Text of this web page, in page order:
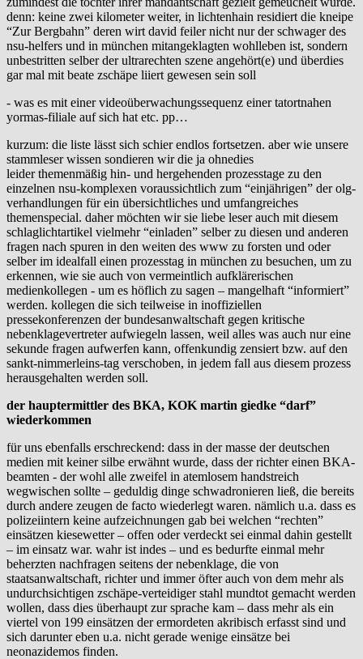
denn: keine zwei kilometer weiter, in lichtenhain residiert die kneipe
“Zur Bergbahn” deren wirt david feiler nicht nur der schwager des
nsu-helfers und in münchen mitangeklagten wohlleben ist, sondern
unbestritten selber der ultrarechten szene angehört(e) und überdies
gar mal mit beate zschäpe liiert gewesen sein soll
- was es mit einer videoüberwachungssequenz einer tatortnahen
yormas-filiale auf sich hat etc. pp…
kurzum: die liste lässt sich schier endlos fortsetzen. aber wie unsere
stammleser wissen sondieren wir die ja ohnedies
leider themenmäßig hin- und hergehenden prozesstage zu den
einzelnen nsu-komplexen voraussichtlich zum “einjährigen” der olg-
verhandlungen für ein übersichtliches und umfangreiches
themenspecial. daher möchten wir sie liebe leser auch mit diesem
schlaglichtartikel vielmehr “einladen” selber zu diesen und anderen
fragen nach spuren in den weiten des www zu forsten und oder
selber im idealfall einen prozesstag in münchen zu besuchen, um zu
erkennen, wie sie auch von vermeintlich aufklärerischen
medienkollegen - um es höflich zu sagen – mangelhaft “informiert”
werden. kollegen die sich teilweise in inoffiziellen
pressekonferenzen der bundesanwaltschaft gegen kritische
nebenklagevertreter aufwiegeln lassen, weil alles was auch nur eine
sekunde fragen aufwerfen kann, offenkundig zensiert bzw. auf den
sankt-nimmerleins-tag verschoben, in jedem fall aus diesem prozess
herausgehalten werden soll.
der hauptermittler des BKA, KOK martin giedke “darf”
wiederkommen
für uns ebenfalls erschreckend: dass in der masse der deutschen
medien mit keiner silbe erwähnt wurde, dass der richter einen BKA-
beamten - der wohl alle zweifel in atemlosem handstreich
wegwischen sollte – geduldig dinge schwadronieren ließ, die bereits
durch andere zeugen de facto wiederlegt waren. nämlich u.a. dass es
polizeiintern keine aufzeichnungen gab bei welchen “rechten”
einsätzen kiesewetter – offen oder verdeckt sei einmal dahin gestellt
– im einsatz war. wahr ist indes – und es bedurfte einmal mehr
beherzten nachfragen seitens der nebenklage, die von
staatsanwaltschaft, richter und immer öfter auch von dem mehr als
undurchsichtigen zschäpe-verteidiger stahl mundtot gemacht werden
wollen, dass dies überhaupt zur sprache kam – dass mehr als ein
viertel von 199 einsätzen der ermordeten akribisch erfasst sind und
sich darunter eben u.a. nicht gerade wenige einsätze bei
neonazidemos finden.